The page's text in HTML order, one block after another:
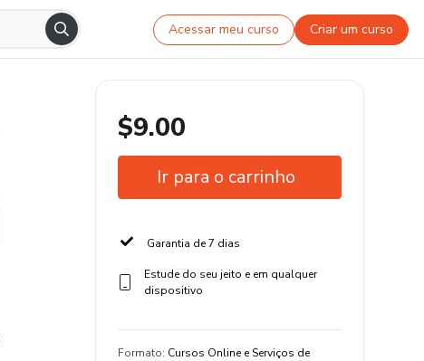
Acessar meu curso Criar um curso
$9.00
Ir para o carrinho
Garantia de 7 dias
Estude do seu jeito e em qualquer
dispositivo
Formato: Cursos Online e Serviços de